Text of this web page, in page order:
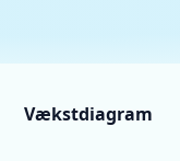
Vækstdiagram